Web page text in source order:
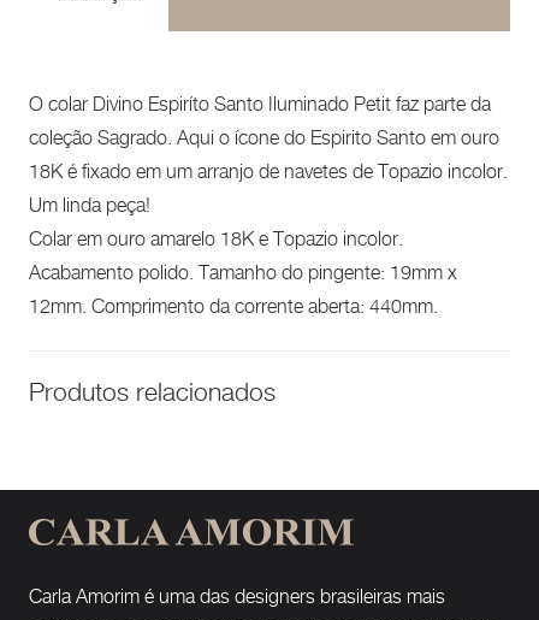
O colar Divino Espiríto Santo Iluminado Petit faz parte da
coleção Sagrado. Aqui o ícone do Espirito Santo em ouro
18K é fixado em um arranjo de navetes de Topazio incolor.
Um linda peça!
Colar em ouro amarelo 18K e Topazio incolor.
Acabamento polido. Tamanho do pingente: 19mm x
12mm. Comprimento da corrente aberta: 440mm.
Produtos relacionados
Carla Amorim é uma das designers brasileiras mais